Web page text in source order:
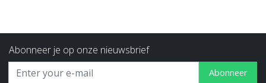
Abonneer je op onze nieuwsbrief
Abonneer